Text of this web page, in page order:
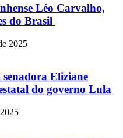
Léo Carvalho,
do Brasil
2025
Eliziane
do governo Lula